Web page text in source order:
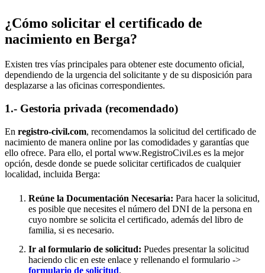
¿Cómo solicitar el certificado de
nacimiento en Berga?
Existen tres vías principales para obtener este documento oficial,
dependiendo de la urgencia del solicitante y de su disposición para
desplazarse a las oficinas correspondientes.
1.- Gestoria privada (recomendado)
En registro-civil.com, recomendamos la solicitud del certificado de
nacimiento de manera online por las comodidades y garantías que
ello ofrece. Para ello, el portal www.RegistroCivil.es es la mejor
opción, desde donde se puede solicitar certificados de cualquier
localidad, incluida Berga:
Reúne la Documentación Necesaria: Para hacer la solicitud,
es posible que necesites el número del DNI de la persona en
cuyo nombre se solicita el certificado, además del libro de
familia, si es necesario.
Ir al formulario de solicitud: Puedes presentar la solicitud
haciendo clic en este enlace y rellenando el formulario ->
formulario de solicitud.